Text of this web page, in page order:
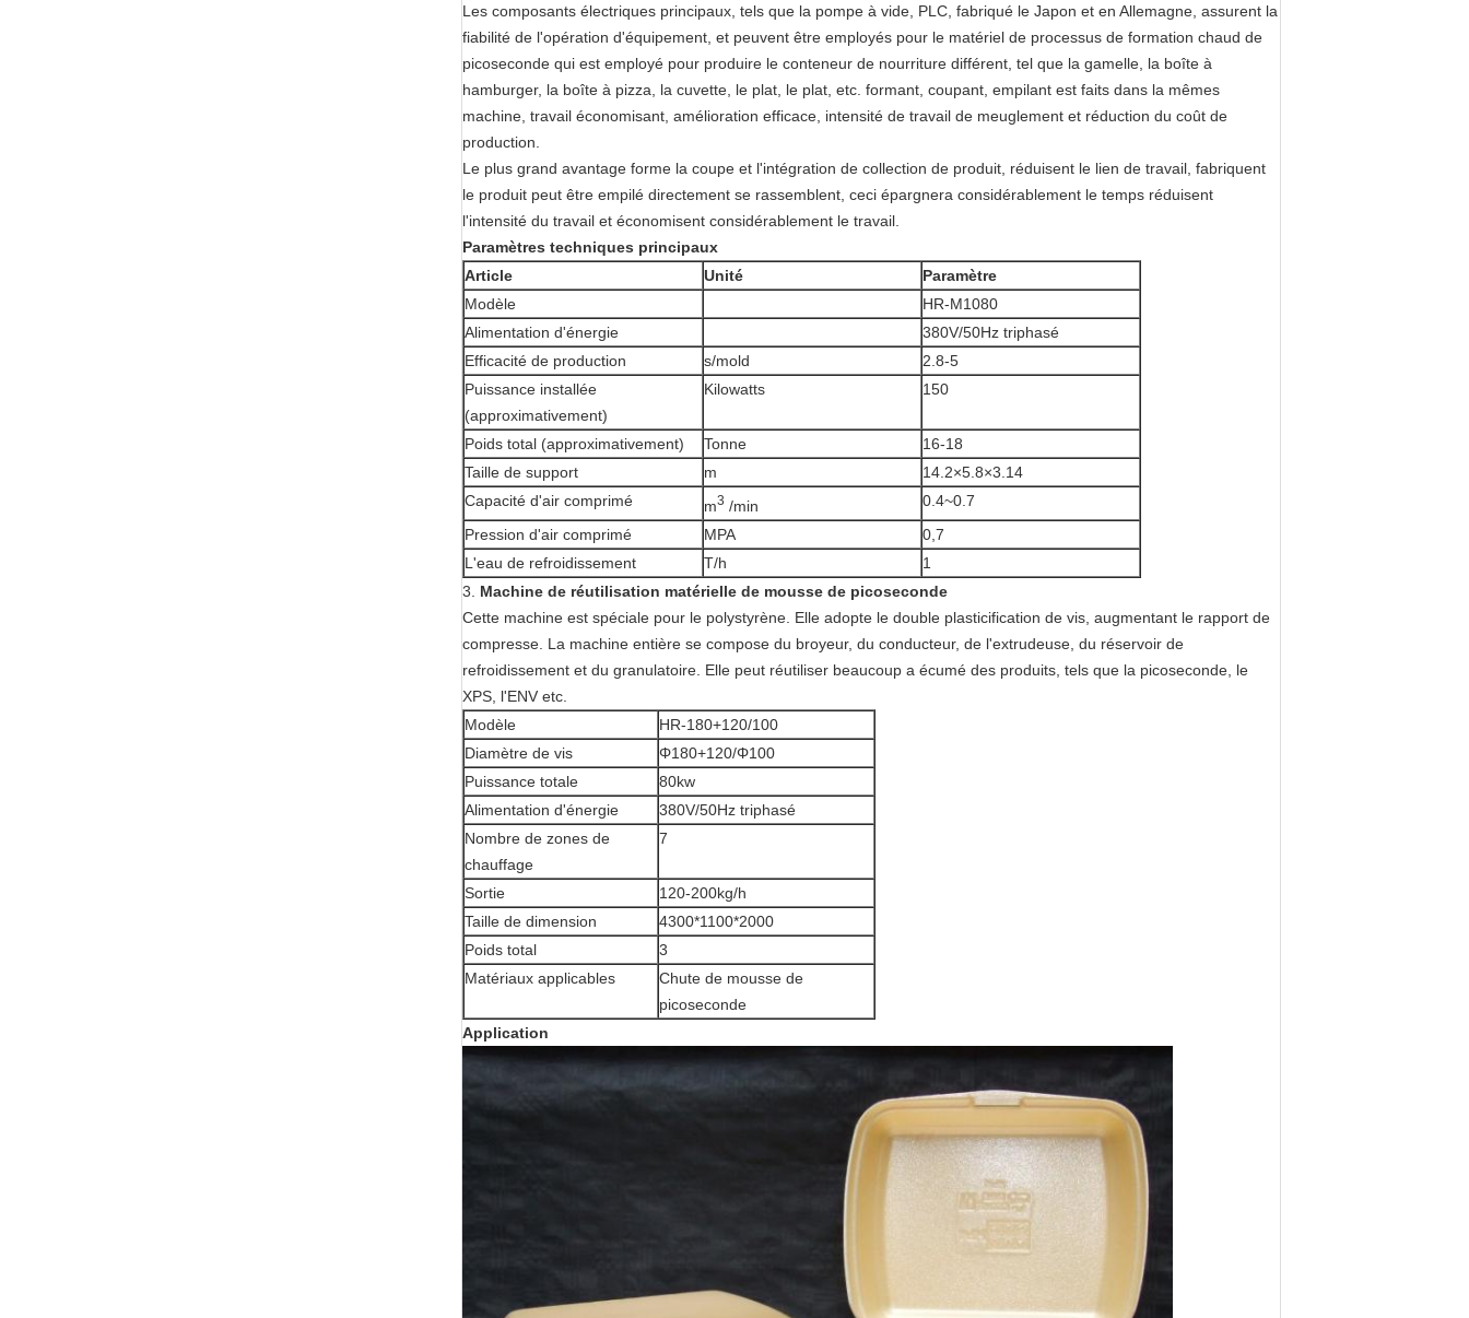
Les composants électriques principaux, tels que la pompe à vide, PLC, fabriqué le Japon et en Allemagne, assurent la
fiabilité de l'opération d'équipement, et peuvent être employés pour le matériel de processus de formation chaud de
picoseconde qui est employé pour produire le conteneur de nourriture différent, tel que la gamelle, la boîte à
hamburger, la boîte à pizza, la cuvette, le plat, le plat, etc. formant, coupant, empilant est faits dans la mêmes
machine, travail économisant, amélioration efficace, intensité de travail de meuglement et réduction du coût de
production.
Le plus grand avantage forme la coupe et l'intégration de collection de produit, réduisent le lien de travail, fabriquent
le produit peut être empilé directement se rassemblent, ceci épargnera considérablement le temps réduisent
l'intensité du travail et économisent considérablement le travail.
Paramètres techniques principaux
Article
Unité
Paramètre
Modèle
HR-M1080
Alimentation d'énergie
380V/50Hz triphasé
Efficacité de production
s/mold
2.8-5
Puissance installée
(approximativement)
Kilowatts 150
Poids total (approximativement) Tonne
16-18
Taille de support
m
14.2×5.8×3.14
Capacité d'air comprimé
m3 /min
0.4~0.7
Pression d'air comprimé
MPA
0,7
L'eau de refroidissement
T/h
1
3. Machine de réutilisation matérielle de mousse de picoseconde
Cette machine est spéciale pour le polystyrène. Elle adopte le double plasticification de vis, augmentant le rapport de
compresse. La machine entière se compose du broyeur, du conducteur, de l'extrudeuse, du réservoir de
refroidissement et du granulatoire. Elle peut réutiliser beaucoup a écumé des produits, tels que la picoseconde, le
XPS, l'ENV etc.
Modèle
HR-180+120/100
Diamètre de vis
Φ180+120/Φ100
Puissance totale
80kw
Alimentation d'énergie
380V/50Hz triphasé
Nombre de zones de
chauffage
7
Sortie
120-200kg/h
Taille de dimension
4300*1100*2000
Poids total
3
Matériaux applicables
Chute de mousse de
picoseconde
Application